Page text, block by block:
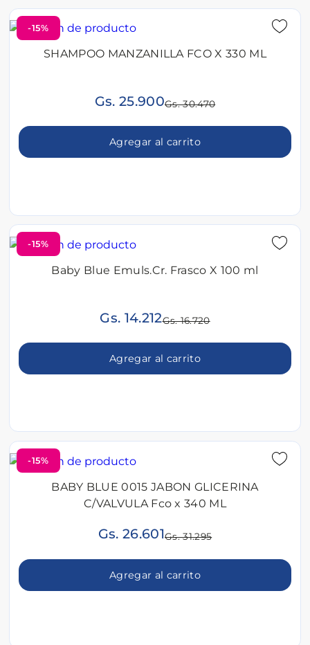
-15%
SHAMPOO MANZANILLA FCO X 330 ML
Gs. 25.900Gs. 30.470
Agregar al carrito
-15%
Baby Blue Emuls.Cr. Frasco X 100 ml
Gs. 14.212Gs. 16.720
Agregar al carrito
-15%
BABY BLUE 0015 JABON GLICERINA
C/VALVULA Fco x 340 ML
Gs. 26.601Gs. 31.295
Agregar al carrito